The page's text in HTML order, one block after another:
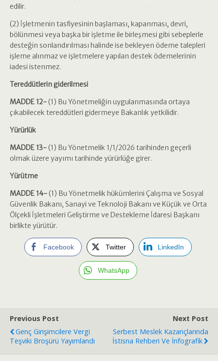
edilir.
(2) İşletmenin tasfiyesinin başlaması, kapanması, devri,
bölünmesi veya başka bir işletme ile birleşmesi gibi sebeplerle
desteğin sonlandırılması halinde ise bekleyen ödeme talepleri
işleme alınmaz ve işletmelere yapılan destek ödemelerinin
iadesi istenmez.
Tereddütlerin giderilmesi
MADDE 12-(1) Bu Yönetmeliğin uygulanmasında ortaya
çıkabilecek tereddütleri gidermeye Bakanlık yetkilidir.
Yürürlük
MADDE 13-(1) Bu Yönetmelik 1/1/2026 tarihinden geçerli
olmak üzere yayımı tarihinde yürürlüğe girer.
Yürütme
MADDE 14-(1) Bu Yönetmelik hükümlerini Çalışma ve Sosyal
Güvenlik Bakanı, Sanayi ve Teknoloji Bakanı ve Küçük ve Orta
Ölçekli İşletmeleri Geliştirme ve Destekleme İdaresi Başkanı
birlikte yürütür.
Facebook Twitter LinkedIn
WhatsApp
Previous Post
Genç Girişimcilere Vergi
Teşviki Broşürü Yayımlandı
Next Post
Serbest Meslek Kazançlarında
İstisna Rehberi Ve İnfografik